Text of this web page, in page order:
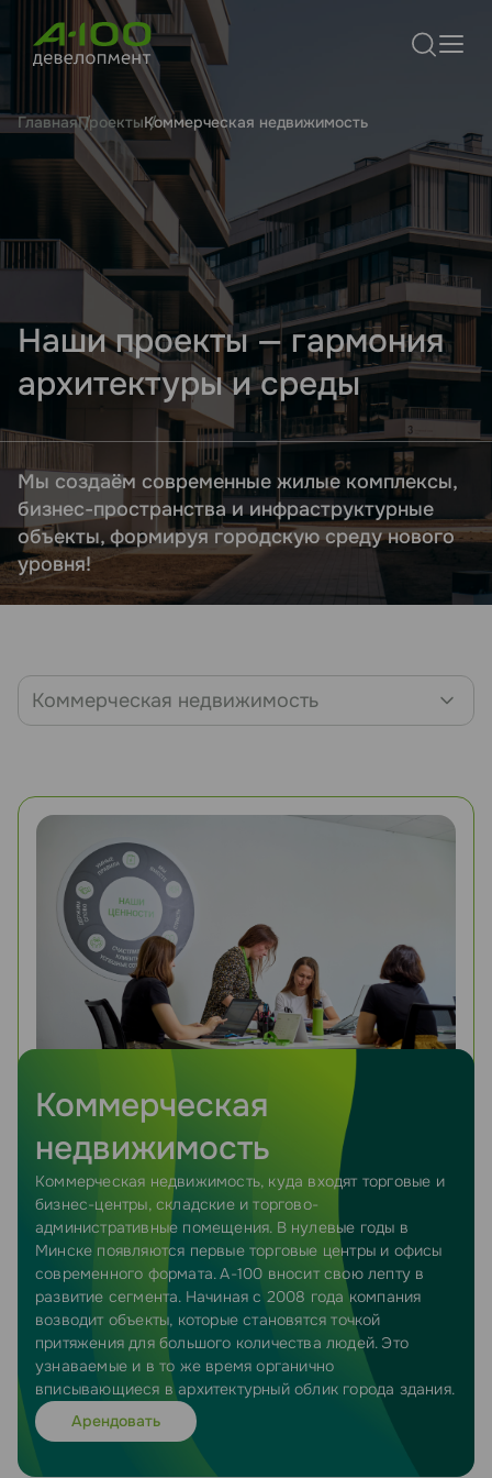
ГлавнаяПроектыКоммерческая недвижимость
Наши проекты — гармония
архитектуры и среды
Мы создаём современные жилые комплексы,
бизнес-пространства и инфраструктурные
объекты, формируя городскую среду нового
уровня!
Коммерческая недвижимость
Коммерческая
недвижимость
Коммерческая недвижимость, куда входят торговые и
бизнес-центры, складские и торгово-
административные помещения. В нулевые годы в
Минске появляются первые торговые центры и офисы
современного формата. А-100 вносит свою лепту в
развитие сегмента. Начиная с 2008 года компания
возводит объекты, которые становятся точкой
притяжения для большого количества людей. Это
узнаваемые и в то же время органично
вписывающиеся в архитектурный облик города здания.
Арендовать